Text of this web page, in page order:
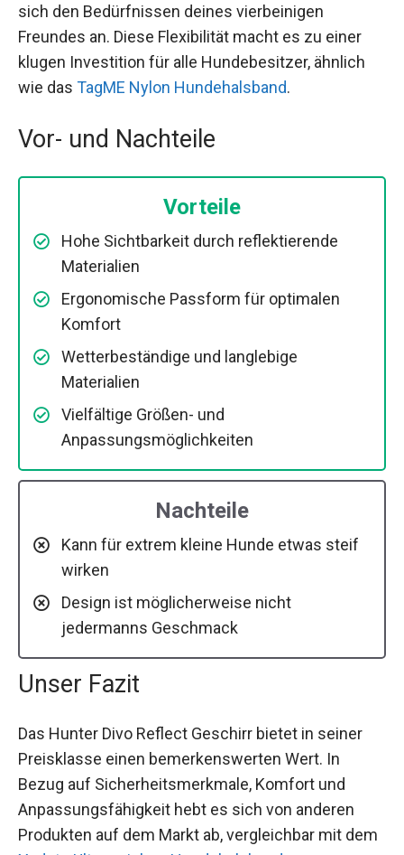
sich den Bedürfnissen deines vierbeinigen
Freundes an. Diese Flexibilität macht es zu einer
klugen Investition für alle Hundebesitzer, ähnlich
wie das TagME Nylon Hundehalsband.
Vor- und Nachteile
Vorteile
Hohe Sichtbarkeit durch reflektierende
Materialien
Ergonomische Passform für optimalen
Komfort
Wetterbeständige und langlebige
Materialien
Vielfältige Größen- und
Anpassungsmöglichkeiten
Nachteile
Kann für extrem kleine Hunde etwas steif
wirken
Design ist möglicherweise nicht
jedermanns Geschmack
Unser Fazit
Das Hunter Divo Reflect Geschirr bietet in seiner
Preisklasse einen bemerkenswerten Wert. In
Bezug auf Sicherheitsmerkmale, Komfort und
Anpassungsfähigkeit hebt es sich von anderen
Produkten auf dem Markt ab, vergleichbar mit dem